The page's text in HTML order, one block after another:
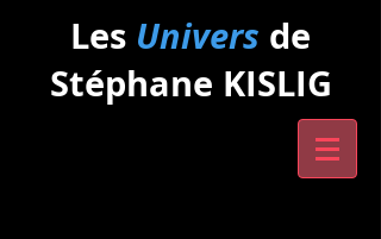
Les Univers de
Stéphane KISLIG